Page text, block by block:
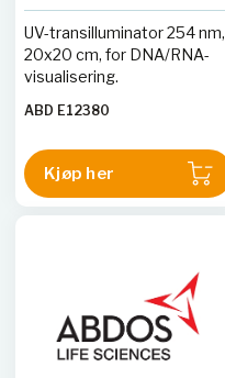
UV-transilluminator 254 nm,
20x20 cm, for DNA/RNA-
visualisering.
ABD E12380
Kjøp her